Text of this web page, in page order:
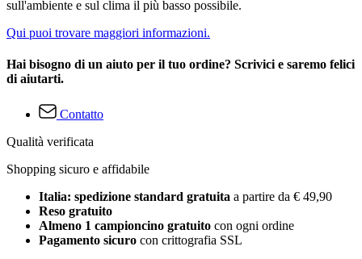
sull'ambiente e sul clima il più basso possibile.
Qui puoi trovare maggiori informazioni.
Hai bisogno di un aiuto per il tuo ordine? Scrivici e saremo felici
di aiutarti.
Contatto
Qualità verificata
Shopping sicuro e affidabile
Italia: spedizione standard gratuita a partire da € 49,90
Reso gratuito
Almeno 1 campioncino gratuito con ogni ordine
Pagamento sicuro con crittografia SSL